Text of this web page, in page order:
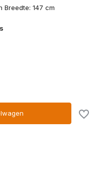
Breedte: 147 cm